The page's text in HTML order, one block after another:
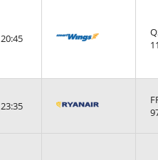
20:45
23:35